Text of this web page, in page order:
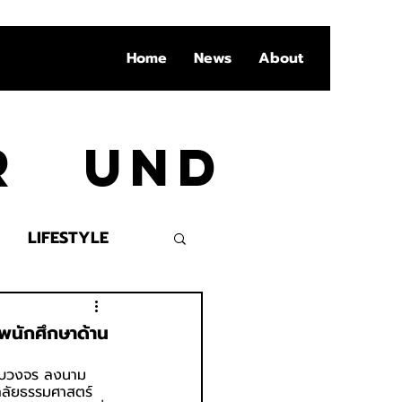
Home News About
und
LIFESTYLE
นักศึกษาด้าน
วงจร ลงนาม
ยธรรมศาสตร์